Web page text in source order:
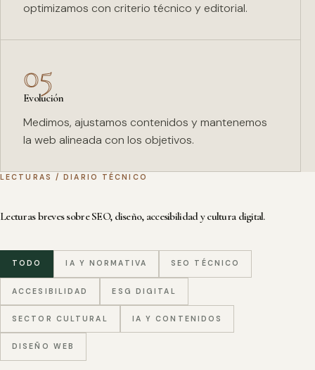
optimizamos con criterio técnico y editorial.
05
Evolución
Medimos, ajustamos contenidos y mantenemos
la web alineada con los objetivos.
LECTURAS / DIARIO TÉCNICO
Lecturas breves sobre SEO, diseño, accesibilidad y cultura digital.
TODO IA Y NORMATIVA SEO TÉCNICO
ACCESIBILIDAD ESG DIGITAL
SECTOR CULTURAL IA Y CONTENIDOS
DISEÑO WEB